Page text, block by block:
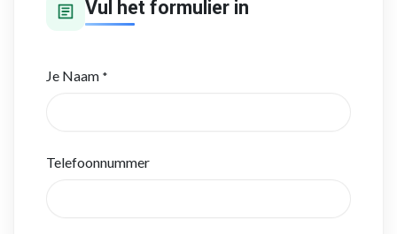
Vul het formulier in
Je Naam *
Telefoonnummer